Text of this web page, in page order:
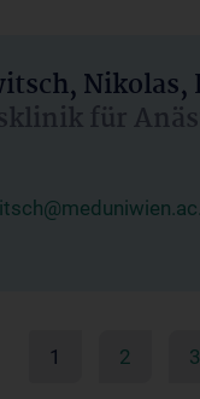
für
1 2 3